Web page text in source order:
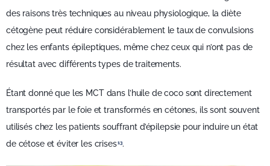
des raisons très techniques au niveau physiologique, la diète
cétogène peut réduire considérablement le taux de convulsions
chez les enfants épileptiques, même chez ceux qui n’ont pas de
résultat avec différents types de traitements.
Étant donné que les MCT dans l’huile de coco sont directement
transportés par le foie et transformés en cétones, ils sont souvent
utilisés chez les patients souffrant d’épilepsie pour induire un état
de cétose et éviter les crises13.